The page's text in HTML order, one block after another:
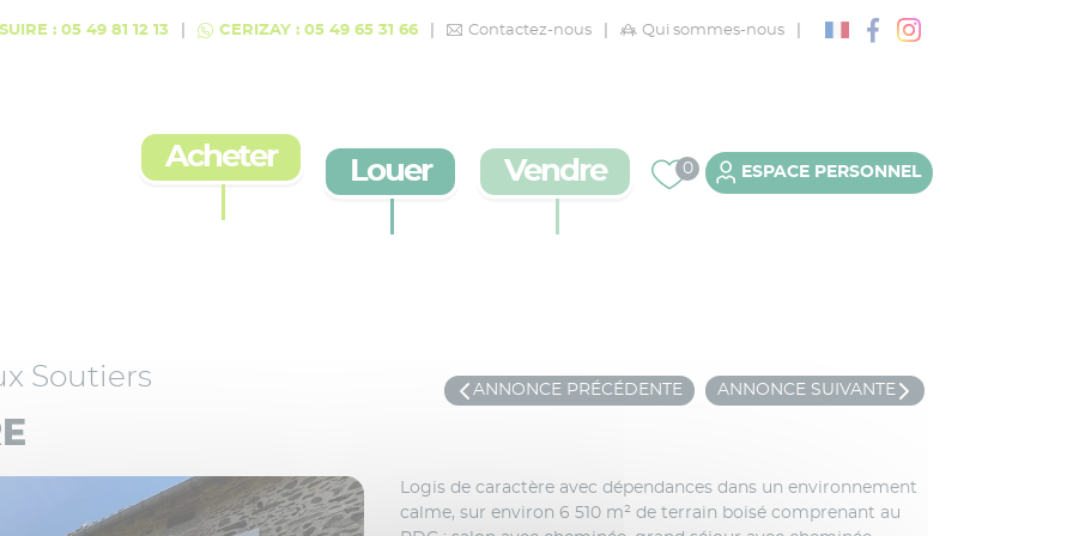
: 05 49 81 12 13 CERIZAY : 05 49 65 31 66 Contactez-nous Qui sommes-nous
Courtier
Conseil Patrimonial
0 ESPACE PERSONNEL
Acheter Louer Vendre
Soutiers ANNONCE PRÉCÉDENTE ANNONCE SUIVANTE
Logis de caractère avec dépendances dans un environnement
calme, sur environ 6 510 m² de terrain boisé comprenant au